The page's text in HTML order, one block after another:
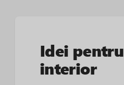
Idei pentru
interior